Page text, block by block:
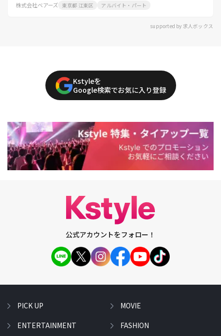
株式会社ベアーズ 東京都 江東区 アルバイト・パート
supported by 求人ボックス
Kstyleを
Google検索でお気に入り登録
公式アカウントをフォロー！
PICK UP
ENTERTAINMENT
MOVIE
FASHION